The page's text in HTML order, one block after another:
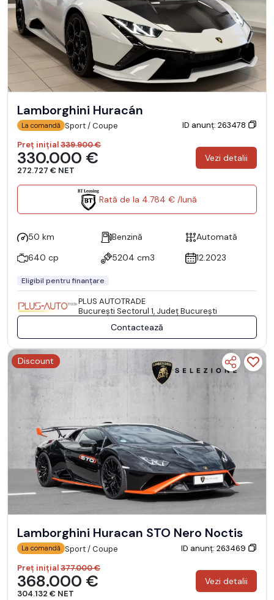
Lamborghini Huracán
La comandă Sport / Coupe
ID anunț: 263478
Preț inițial339.900 €
330.000 €
272.727 € NET
Vezi detalii
Rată de la 4.784 € /lună
50 km Benzină
Automată
640 cp
5204 cm3 12.2023
Eligibil pentru finanțare
PLUS AUTOTRADE
Bucureşti Sectorul 1, Județ București
Contactează
Discount
Lamborghini Huracan STO Nero Noctis
La comandă Sport / Coupe
ID anunț: 263469
Preț inițial377.000 €
368.000 €
304.132 € NET
Vezi detalii